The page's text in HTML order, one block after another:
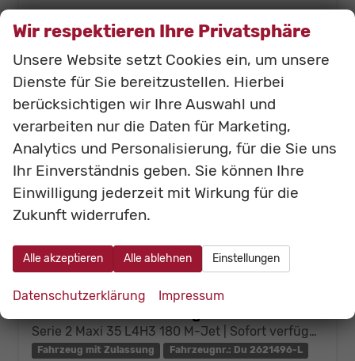
Serie 2 Maxi 35 L4H3 180 M-Jet | Sofort verfügbar
Fahrzeug mit Zulassung Fahrzeugnr.: Du 2621496-L
Wir respektieren Ihre Privatsphäre
Unsere Website setzt Cookies ein, um unsere
Dienste für Sie bereitzustellen. Hierbei
berücksichtigen wir Ihre Auswahl und
verarbeiten nur die Daten für Marketing,
Analytics und Personalisierung, für die Sie uns
Ihr Einverständnis geben. Sie können Ihre
Einwilligung jederzeit mit Wirkung für die
Zukunft widerrufen.
Alle akzeptieren Alle ablehnen Einstellungen
Datenschutzerklärung Impressum